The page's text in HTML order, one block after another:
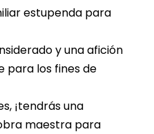
estupenda para
y una afición
para los fines de
¡tendrás una
maestra para